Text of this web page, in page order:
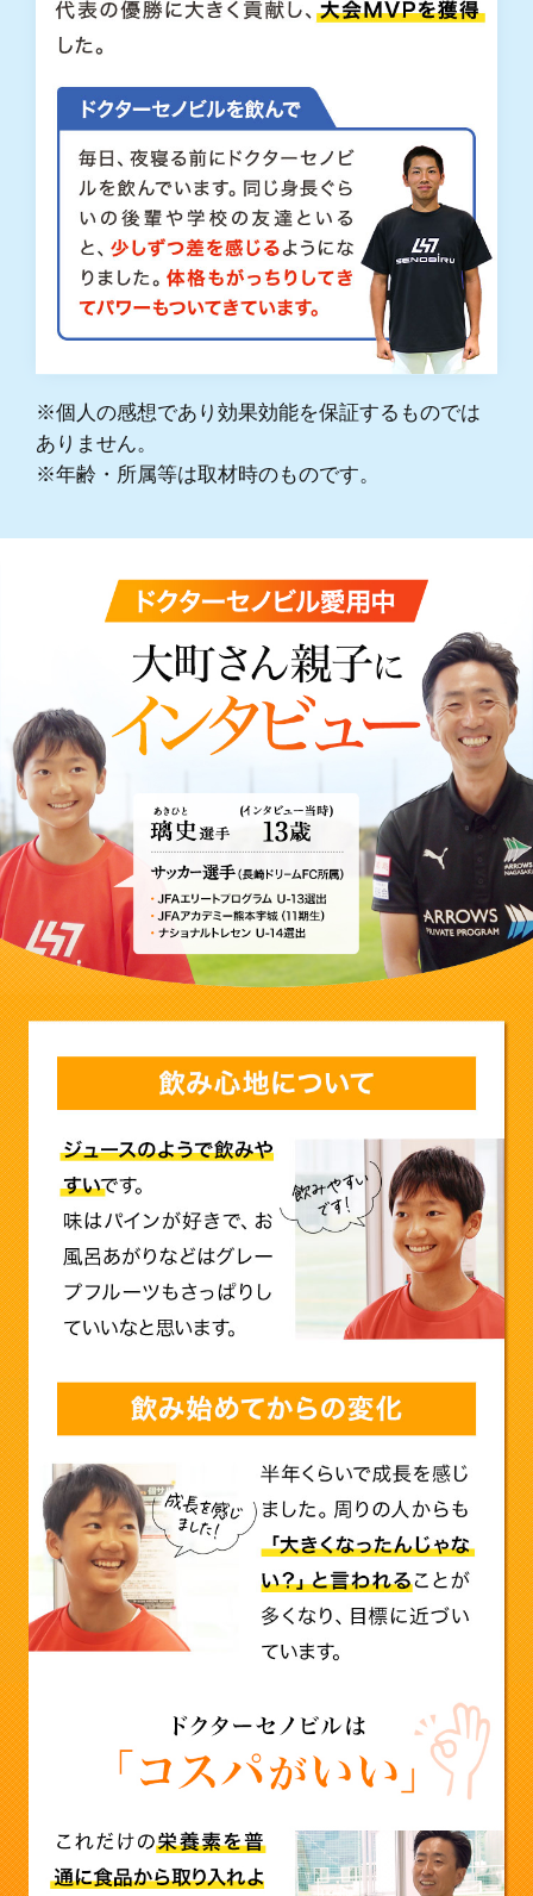
※個人の感想であり効果効能を保証するものでは
ありません。
※年齢・所属等は取材時のものです。